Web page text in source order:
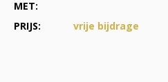
MET:
PRIJS: vrije bijdrage